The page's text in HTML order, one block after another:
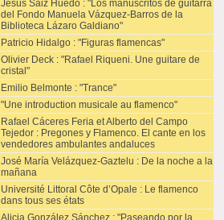
Jesús Saiz Huedo : "Los manuscritos de guitarra
del Fondo Manuela Vázquez-Barros de la
Biblioteca Lázaro Galdiano"
Patricio Hidalgo : "Figuras flamencas"
Olivier Deck : "Rafael Riqueni. Une guitare de
cristal"
Emilio Belmonte : "Trance"
"Une introduction musicale au flamenco"
Rafael Cáceres Feria et Alberto del Campo
Tejedor : Pregones y Flamenco. El cante en los
vendedores ambulantes andaluces
José María Velázquez-Gaztelu : De la noche a la
mañana
Université Littoral Côte d’Opale : Le flamenco
dans tous ses états
Alicia González Sánchez : "Paseando por la